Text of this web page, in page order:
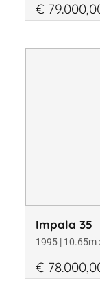
€
Impala 35
1995 | 10.65m
€